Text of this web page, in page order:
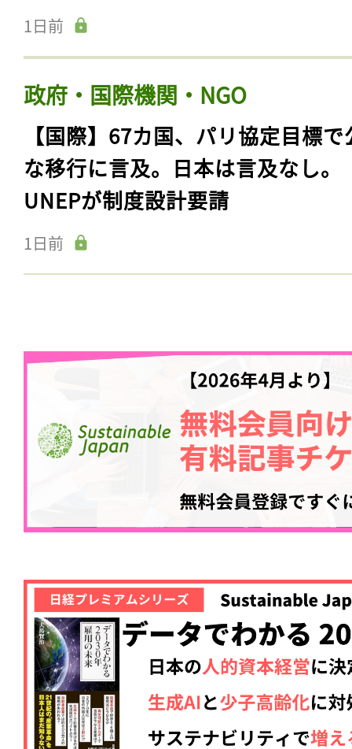
1日前
政府・国際機関・NGO
【国際】67カ国、パリ協定目標で
な移行に言及。日本は言及なし。
UNEPが制度設計要請
1日前